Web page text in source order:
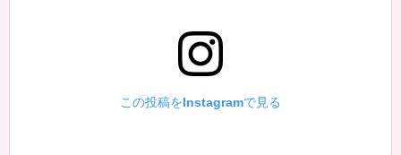
この投稿をInstagramで見る